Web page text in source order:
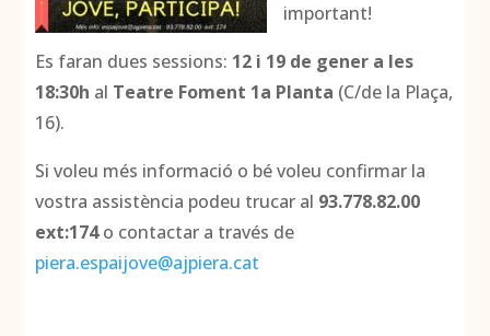
important!
Es faran dues sessions: 12 i 19 de gener a les
18:30h al Teatre Foment 1a Planta (C/de la Plaça,
16).
Si voleu més informació o bé voleu confirmar la
vostra assistència podeu trucar al 93.778.82.00
ext:174o contactar a través de
piera.espaijove@ajpiera.cat